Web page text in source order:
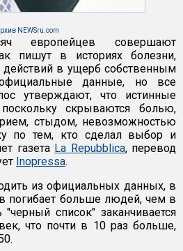
NEWSru.com
европейцев совершают
пишут в историях болезни,
действий в ущерб собственным
данные, но все
утверждают, что истинные
скрываются болью,
стыдом, невозможностью
по тем, кто сделал выбор и
газета La Repubblica, перевод
Inopressa.
из официальных данных, в
погибает больше людей, чем в
список" заканчивается
что почти в 10 раз больше,